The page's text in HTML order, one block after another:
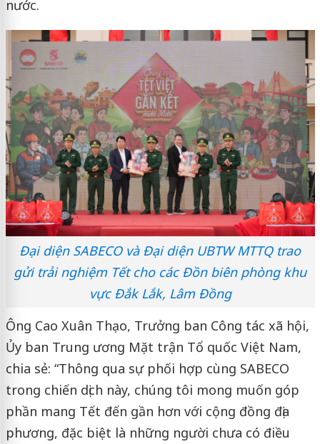
nước.
Đại diện SABECO và Đại diện UBTW MTTQ trao
gửi trải nghiệm Tết cho các Đồn biên phòng khu
vực Đắk Lắk, Lâm Đồng
Ông Cao Xuân Thạo, Trưởng ban Công tác xã hội,
Ủy ban Trung ương Mặt trận Tổ quốc Việt Nam,
chia sẻ: “Thông qua sự phối hợp cùng SABECO
trong chiến dịch này, chúng tôi mong muốn góp
phần mang Tết đến gần hơn với cộng đồng địa
phương, đặc biệt là những người chưa có điều